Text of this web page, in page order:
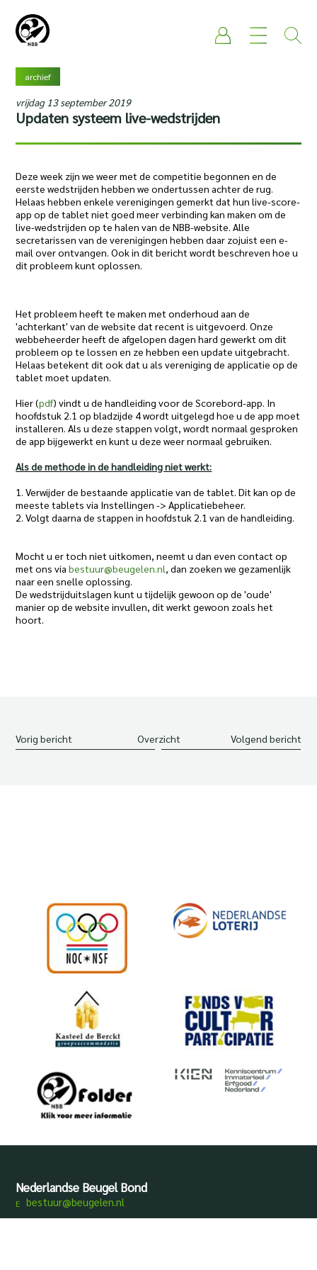
archief
vrijdag 13 september 2019
Updaten systeem live-wedstrijden
Deze week zijn we weer met de competitie begonnen en de
eerste wedstrijden hebben we ondertussen achter de rug.
Helaas hebben enkele verenigingen gemerkt dat hun live-score-
app op de tablet niet goed meer verbinding kan maken om de
live-wedstrijden op te halen van de NBB-website. Alle
secretarissen van de verenigingen hebben daar zojuist een e-
mail over ontvangen. Ook in dit bericht wordt beschreven hoe u
dit probleem kunt oplossen.
Het probleem heeft te maken met onderhoud aan de
'achterkant' van de website dat recent is uitgevoerd. Onze
webbeheerder heeft de afgelopen dagen hard gewerkt om dit
probleem op te lossen en ze hebben een update uitgebracht.
Helaas betekent dit ook dat u als vereniging de applicatie op de
tablet moet updaten.
Hier (pdf) vindt u de handleiding voor de Scorebord-app. In
hoofdstuk 2.1 op bladzijde 4 wordt uitgelegd hoe u de app moet
installeren. Als u deze stappen volgt, wordt normaal gesproken
de app bijgewerkt en kunt u deze weer normaal gebruiken.
Als de methode in de handleiding niet werkt:
1. Verwijder de bestaande applicatie van de tablet. Dit kan op de
meeste tablets via Instellingen -> Applicatiebeheer.
2. Volgt daarna de stappen in hoofdstuk 2.1 van de handleiding.
Mocht u er toch niet uitkomen, neemt u dan even contact op
met ons viabestuur@beugelen.nl, dan zoeken we gezamenlijk
naar een snelle oplossing.
De wedstrijduitslagen kunt u tijdelijk gewoon op de 'oude'
manier op de website invullen, dit werkt gewoon zoals het
hoort.
Vorig bericht Overzicht Volgend bericht
Nederlandse Beugel Bond
bestuur@beugelen.nl